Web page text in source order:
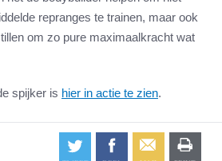
repranges te trainen, maar ook
om zo pure maximaalkracht wat
spijker is hier in actie te zien.